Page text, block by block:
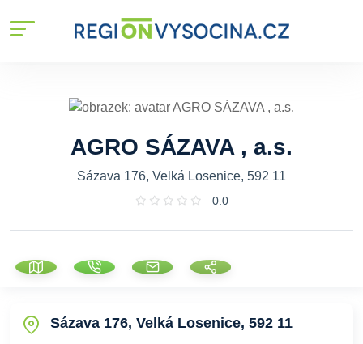
AGRO SÁZAVA , a.s.
Sázava 176, Velká Losenice, 592 11
0.0
Sázava 176, Velká Losenice, 592 11